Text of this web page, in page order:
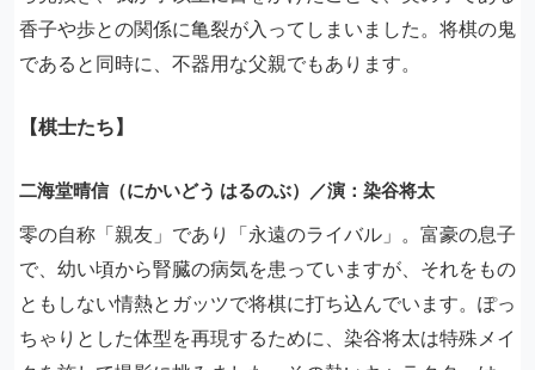
香子や歩との関係に亀裂が入ってしまいました。将棋の鬼
であると同時に、不器用な父親でもあります。
【棋士たち】
二海堂晴信（にかいどう はるのぶ）／演：染谷将太
零の自称「親友」であり「永遠のライバル」。富豪の息子
で、幼い頃から腎臓の病気を患っていますが、それをもの
ともしない情熱とガッツで将棋に打ち込んでいます。ぽっ
ちゃりとした体型を再現するために、染谷将太は特殊メイ